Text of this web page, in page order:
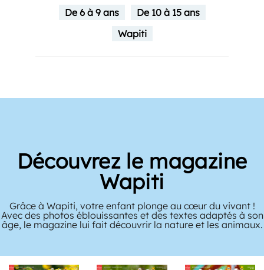
De 6 à 9 ans
De 10 à 15 ans
Wapiti
Découvrez le magazine
Wapiti
Grâce à Wapiti, votre enfant plonge au cœur du vivant !
Avec des photos éblouissantes et des textes adaptés à son
âge, le magazine lui fait découvrir la nature et les animaux.